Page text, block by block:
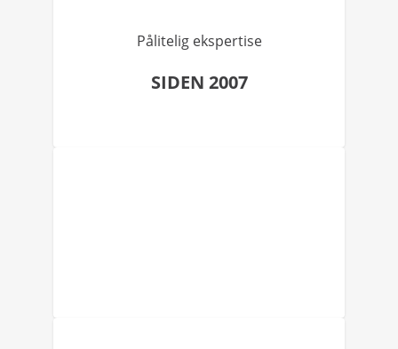
Pålitelig ekspertise
SIDEN 2007